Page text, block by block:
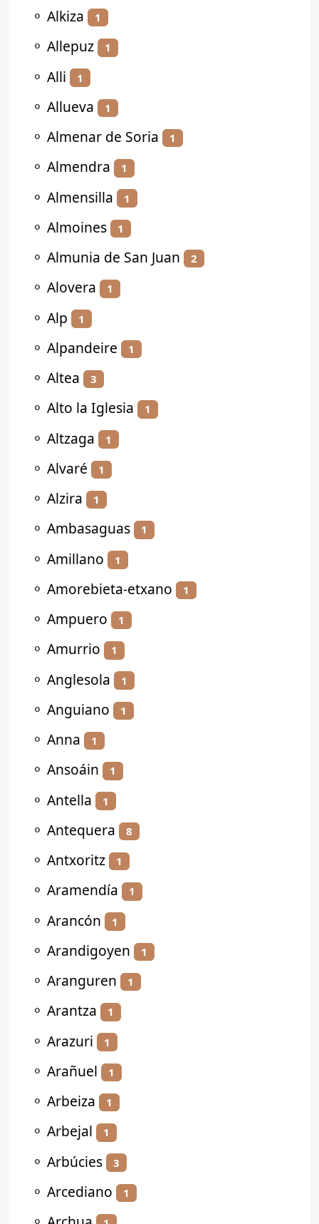
⚬ Alkiza 1
⚬ Allepuz 1
⚬ Alli 1
⚬ Allueva 1
⚬ Almenar de Soria 1
⚬ Almendra 1
⚬ Almensilla 1
⚬ Almoines 1
⚬ Almunia de San Juan 2
⚬ Alovera 1
⚬ Alp 1
⚬ Alpandeire 1
⚬ Altea 3
⚬ Alto la Iglesia 1
⚬ Altzaga 1
⚬ Alvaré 1
⚬ Alzira 1
⚬ Ambasaguas 1
⚬ Amillano 1
⚬ Amorebieta-etxano 1
⚬ Ampuero 1
⚬ Amurrio 1
⚬ Anglesola 1
⚬ Anguiano 1
⚬ Anna 1
⚬ Ansoáin 1
⚬ Antella 1
⚬ Antequera 8
⚬ Antxoritz 1
⚬ Aramendía 1
⚬ Arancón 1
⚬ Arandigoyen 1
⚬ Aranguren 1
⚬ Arantza 1
⚬ Arazuri 1
⚬ Arañuel 1
⚬ Arbeiza 1
⚬ Arbejal 1
⚬ Arbúcies 3
⚬ Arcediano 1